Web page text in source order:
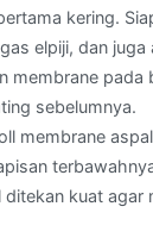
kering.
elpiji, dan
membrane pada
sebelumnya.
membrane
ditekan kuat agar